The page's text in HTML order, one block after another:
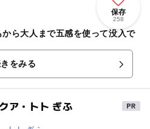
保存
258
ら大人まで五感を使って没入で
をみる
ア・トト ぎふ